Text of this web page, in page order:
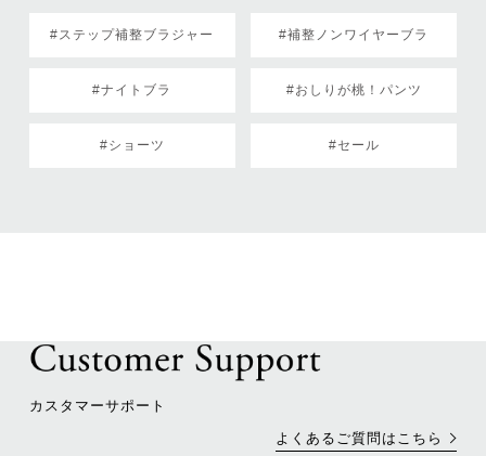
#ステップ補整ブラジャー #補整ノンワイヤーブラ
#ナイトブラ #おしりが桃！パンツ
#ショーツ #セール
カスタマーサポート
よくあるご質問はこちら